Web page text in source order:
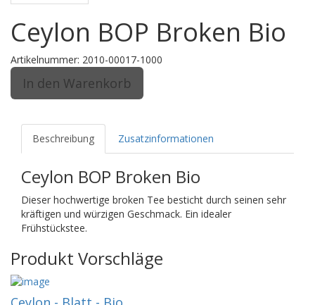
Ceylon BOP Broken Bio
Artikelnummer: 2010-00017-1000
Beschreibung Zusatzinformationen
Ceylon BOP Broken Bio
Dieser hochwertige broken Tee besticht durch seinen sehr
kräftigen und würzigen Geschmack. Ein idealer
Frühstückstee.
Produkt Vorschläge